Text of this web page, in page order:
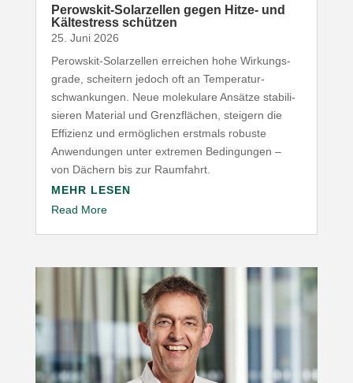
Perowskit-​Solarzellen gegen Hitze- und
Kälte­stress schützen
25. Juni 2026
Perowskit-​Solarzellen erreichen hohe Wirkungs­
grade, scheitern jedoch oft an Tempe­ra­tur­
schwan­kungen. Neue mole­kulare Ansätze stabi­li­
sieren Material und Grenz­flächen, steigern die
Effizienz und ermög­lichen erstmals robuste
Anwen­dungen unter extremen Bedin­gungen –
von Dächern bis zur Raumfahrt.
MEHR LESEN
Read More